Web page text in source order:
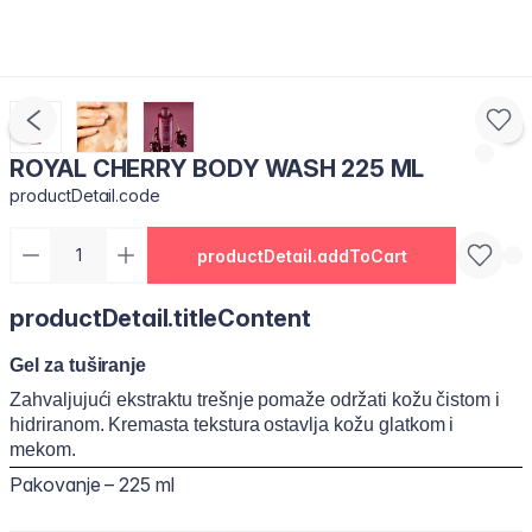
ROYAL CHERRY BODY WASH 225 ML
productDetail.code
productDetail.addToCart
productDetail.titleContent
Gel za tuširanje
Zahvaljujući ekstraktu trešnje pomaže održati kožu čistom i
hidriranom. Kremasta tekstura ostavlja kožu glatkom i
mekom.
Pakovanje – 225 ml